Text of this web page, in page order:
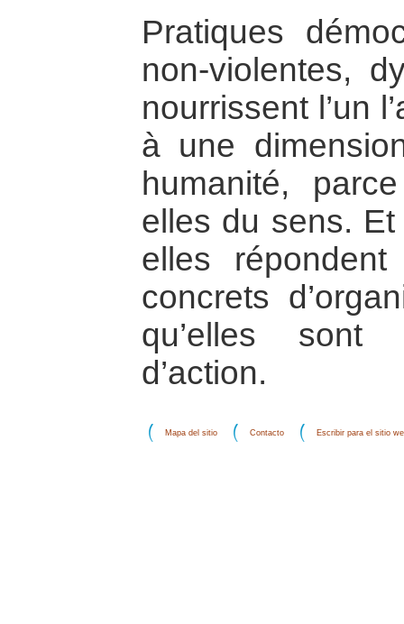
Pratiques
non-violentes,
nourrissent l’un
à une
humanité,
elles du sens.
elles
concrets
qu’elles
d’action.
Mapa del sitio Contacto Escribir para el sitio